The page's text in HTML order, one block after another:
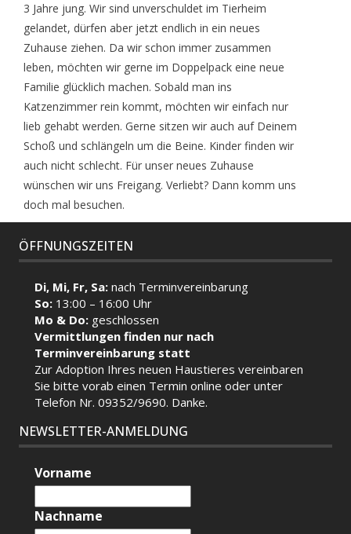
3 Jahre jung. Wir sind unverschuldet im Tierheim
gelandet, dürfen aber jetzt endlich in ein neues
Zuhause ziehen. Da wir schon immer zusammen
leben, möchten wir gerne im Doppelpack eine neue
Familie glücklich machen. Sobald man ins
Katzenzimmer rein kommt, möchten wir einfach nur
lieb gehabt werden. Gerne sitzen wir auch auf Deinem
Schoß und schlängeln um die Beine. Kinder finden wir
auch nicht schlecht. Für unser neues Zuhause
wünschen wir uns Freigang. Verliebt? Dann komm uns
doch mal besuchen.
ÖFFNUNGSZEITEN
Di, Mi, Fr, Sa:nach Terminvereinbarung
So: 13:00 – 16:00 Uhr
Mo & Do: geschlossen
Vermittlungen finden nur nach
Terminvereinbarung statt
Zur Adoption Ihres neuen Haustieres vereinbaren
Sie bitte vorab einen Terminonline oder unter
Telefon Nr. 09352/9690. Danke.
NEWSLETTER-ANMELDUNG
Vorname
Nachname